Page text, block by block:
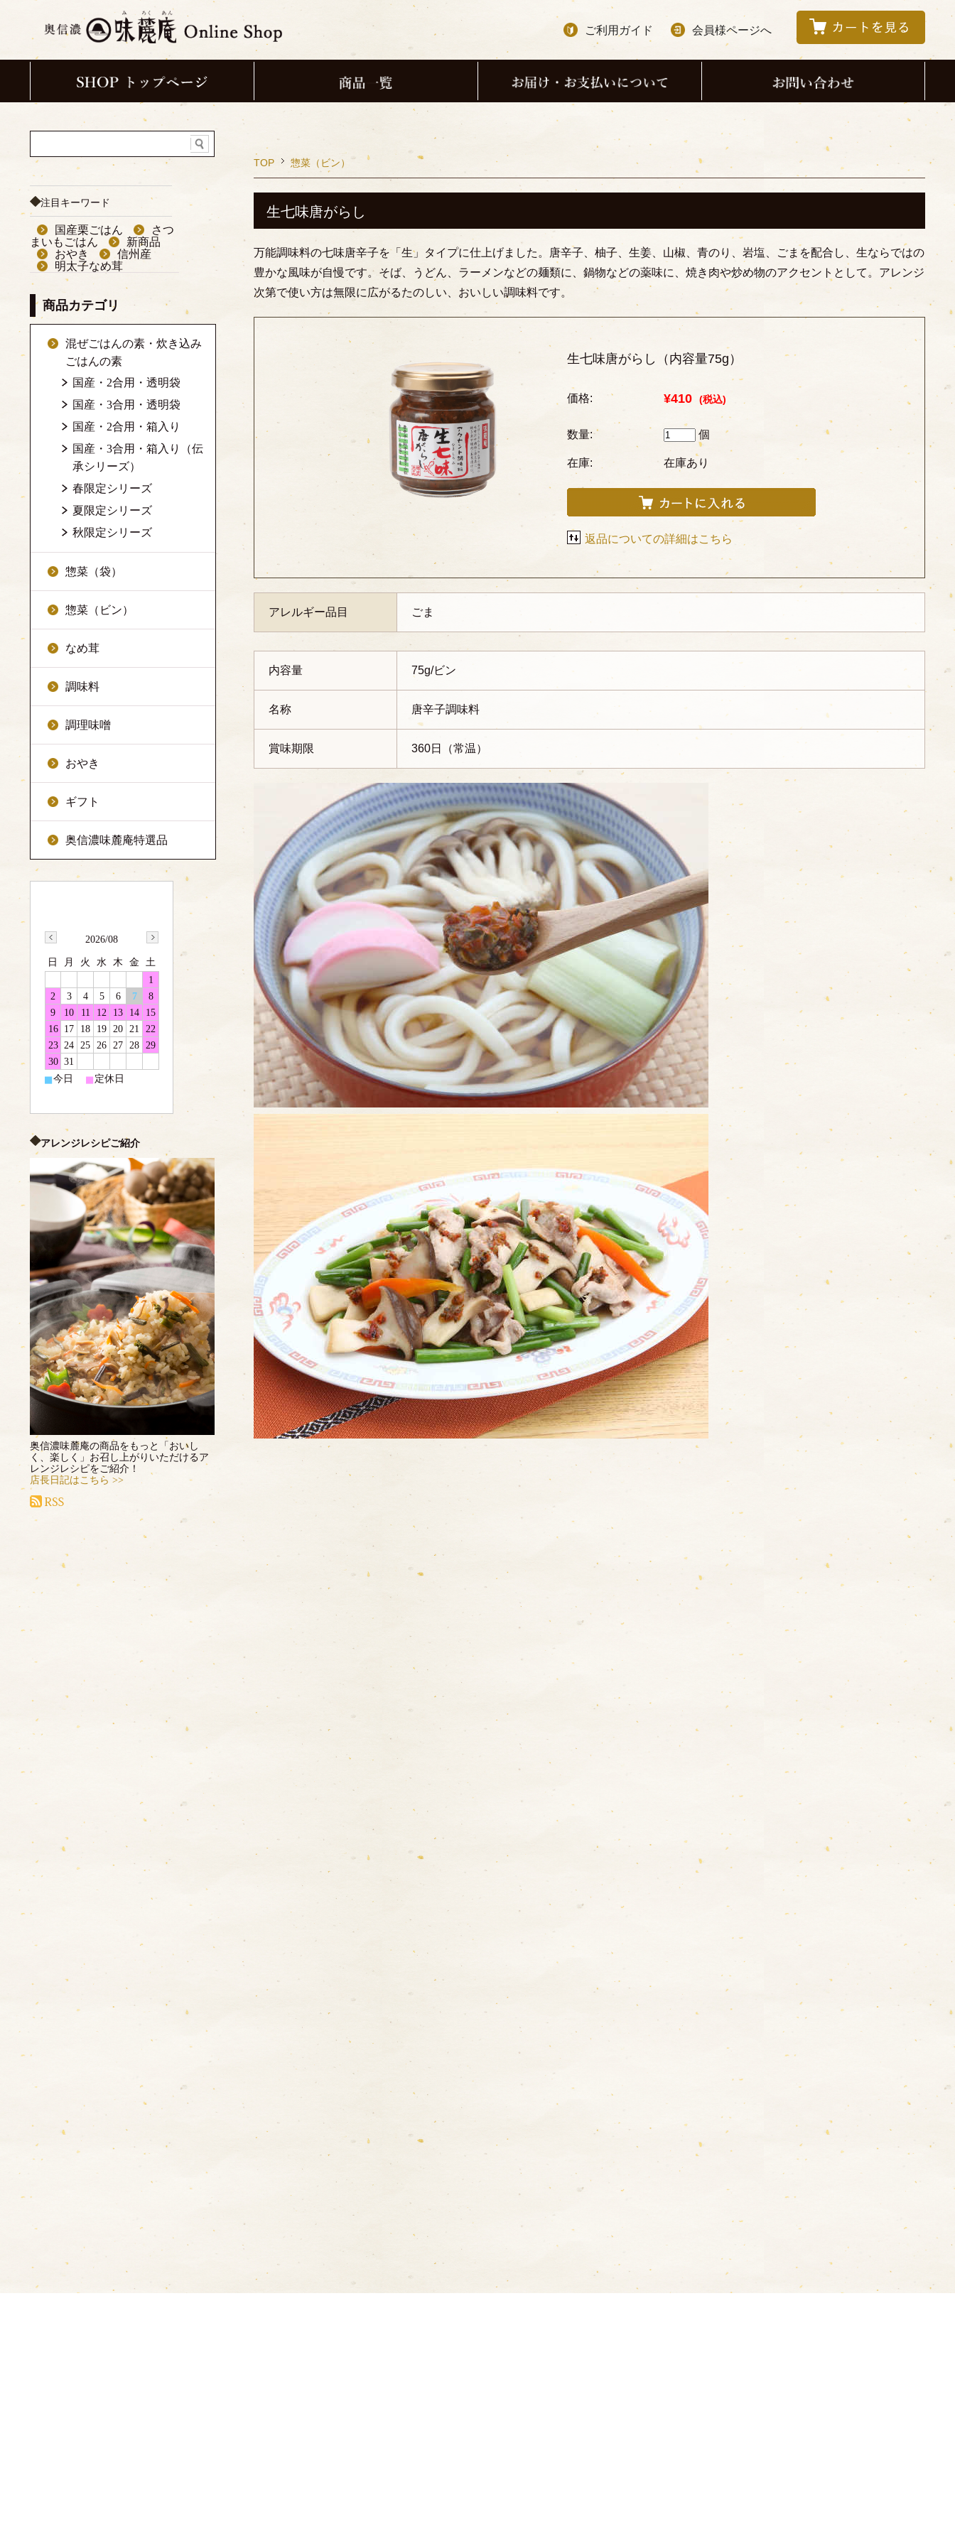
ご利用ガイド 会員様ページへ
TOP 惣菜（ビン）
生七味唐がらし
万能調味料の七味唐辛子を「生」タイプに仕上げました。唐辛子、柚子、生姜、山椒、青のり、岩塩、ごまを配合し、生ならではの
豊かな風味が自慢です。そば、うどん、ラーメンなどの麺類に、鍋物などの薬味に、焼き肉や炒め物のアクセントとして。アレンジ
次第で使い方は無限に広がるたのしい、おいしい調味料です。
生七味唐がらし（内容量75g）
価格: ¥410 (税込)
数量: 個
在庫: 在庫あり
返品についての詳細はこちら
アレルギー品目 ごま
内容量 75g/ビン
名称 唐辛子調味料
賞味期限 360日（常温）
注目キーワード
国産栗ごはん
さつ
まいもごはん
新商品
おやき
信州産
明太子なめ茸
商品カテゴリ
混ぜごはんの素・炊き込み
ごはんの素
国産・2合用・透明袋
国産・3合用・透明袋
国産・2合用・箱入り
国産・3合用・箱入り（伝
承シリーズ）
春限定シリーズ
夏限定シリーズ
秋限定シリーズ
惣菜（袋）
惣菜（ビン）
なめ茸
調味料
調理味噌
おやき
ギフト
奥信濃味麓庵特選品
2026/08
日
月 火 水 木 金
土
1
2
3 4 5 6 7
8
9
10 11 12 13 14
15
16 17 18 19 20 21
22
23 24 25 26 27 28
29
30 31
■今日 ■定休日
アレンジレシピご紹介
奥信濃味麓庵の商品をもっと「おいし
く、楽しく」お召し上がりいただけるア
レンジレシピをご紹介！
店長日記はこちら >>